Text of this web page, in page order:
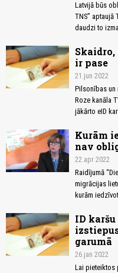
Latvijā būs
TNS”
daudzi to
ir pase
21.jun 2022
Pilsonības un
Roze kanāla
jākārto eID
Kurām
nav
22.apr 2022
Raidījumā
migrācijas
kurām
ID
garumā
26.jan 2022
Lai pieteiktos